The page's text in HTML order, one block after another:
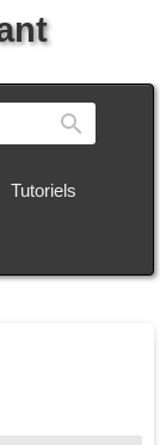
Tutoriels